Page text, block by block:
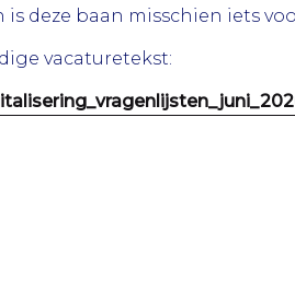
is deze baan misschien iets
vacaturetekst: